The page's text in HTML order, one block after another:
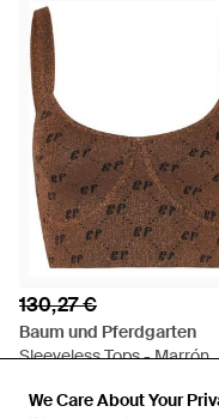
We Care About Your
We Care About Your
130,27 €
Baum und Pferdgarten
Sleeveless Tops - Marrón